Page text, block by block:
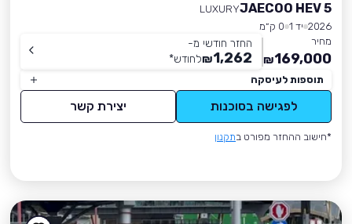
JAECOO HEV 5
LUXURY
2026 יד 1
0 ק״מ
מחיר
169,000
₪
החזר חודשי מ-
1,262
₪לחודש*
תוספות לעיסקה
לפגישה בסוכנות יצירת קשר
*חישוב ההחזר מפורט בתקנון